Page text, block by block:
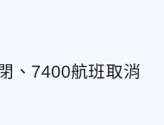
、7400航班取消